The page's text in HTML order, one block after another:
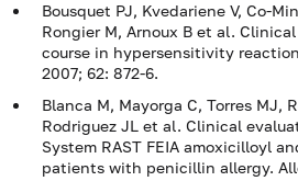
Bousquet PJ, Kvedariene V, Co-
Rongier M, Arnoux B et al.
course in hypersensitivity
2007; 62: 872-6.
Blanca M, Mayorga C, Torres MJ,
Rodriguez JL et al. Clinical
System RAST FEIA amoxicilloyl
patients with penicillin allergy.